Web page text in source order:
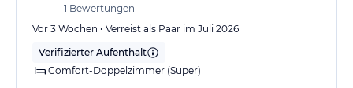
gegen Gebühr ausleihen. Der Wellnessbereich umfasst eine
Infrarotkabine, ein Dampfbad und eine Sauna. Gegen Gebühr
Beautyanwendungen in Anspruch nehmen.
1 Bewertungen
Vor 3 Wochen • Verreist als Paar im Juli 2026
Verifizierter Aufenthalt
Comfort-Doppelzimmer (Super)